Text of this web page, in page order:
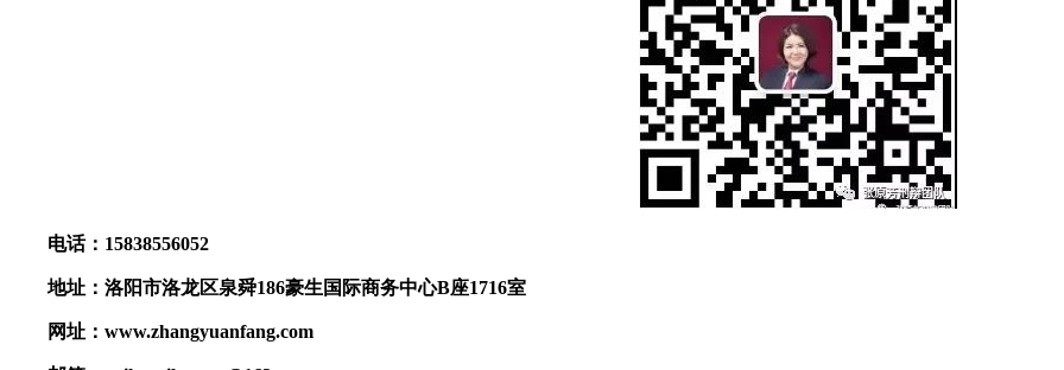
电话：15838556052
地址：洛阳市洛龙区泉舜186豪生国际商务中心B座1716室
网址：www.zhangyuanfang.com